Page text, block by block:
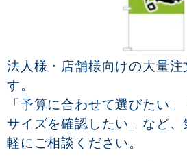
法人様・店舗様向けの大量注
す。
「予算に合わせて選びたい
サイズを確認したい」など
軽にご相談ください。